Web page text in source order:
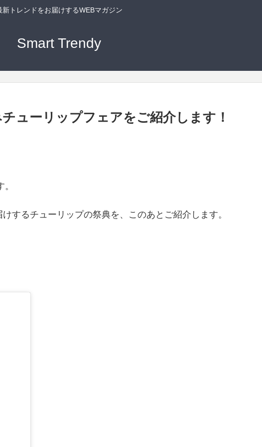
新トレンドをお届けするWEBマガジン
Smart Trendy
ューリップフェアをご紹介します！
けするチューリップの祭典を、このあとご紹介します。